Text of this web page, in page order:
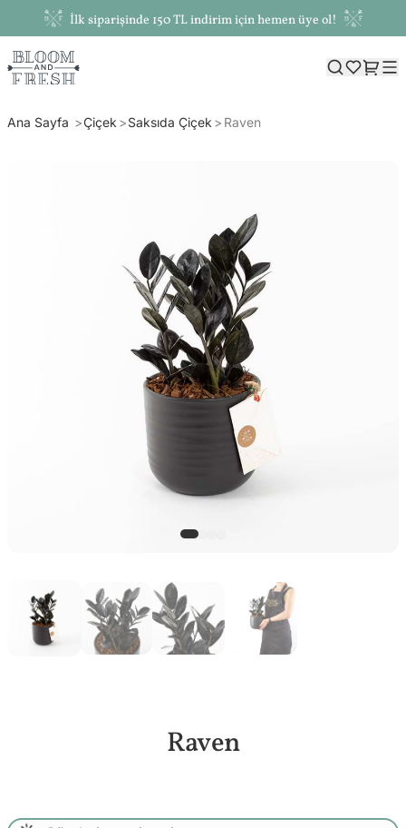
İlk siparişinde 150 TL indirim için hemen üye ol!
Ana Sayfa Çiçek Saksıda Çiçek Raven
Raven